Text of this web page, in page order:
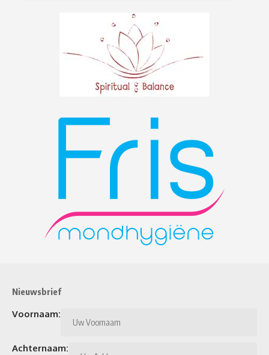
Nieuwsbrief
Voornaam:
Achternaam: